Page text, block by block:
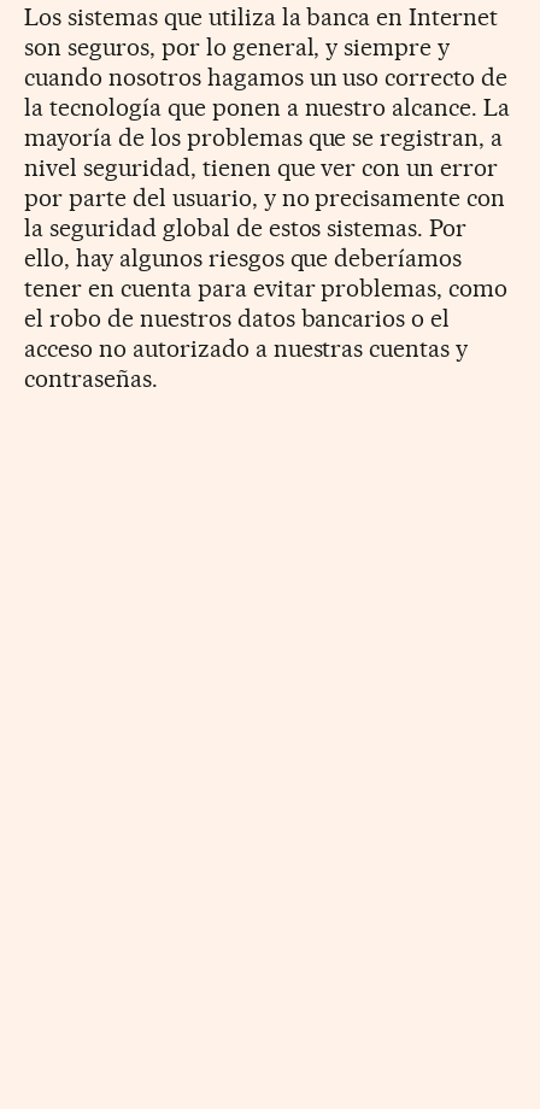
Los sistemas que utiliza la banca en Internet
son seguros, por lo general, y siempre y
cuando nosotros hagamos un uso correcto de
la tecnología que ponen a nuestro alcance. La
mayoría de los problemas que se registran, a
nivel seguridad, tienen que ver con un error
por parte del usuario, y no precisamente con
la seguridad global de estos sistemas. Por
ello, hay algunos riesgos que deberíamos
tener en cuenta para evitar problemas, como
el robo de nuestros datos bancarios o el
acceso no autorizado a nuestras cuentas y
contraseñas.